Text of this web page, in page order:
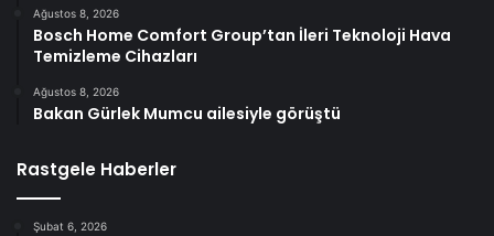
Ağustos 8, 2026
Bosch Home Comfort Group’tan İleri Teknoloji Hava
Temizleme Cihazları
Ağustos 8, 2026
Bakan Gürlek Mumcu ailesiyle görüştü
Rastgele Haberler
Şubat 6, 2026